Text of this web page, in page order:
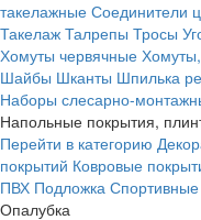
такелажные Соединители
Такелаж Талрепы Тросы
Хомуты червячные
Шайбы Шканты Шпилька
Наборы слесарно-
Напольные покрытия,
Перейти в категорию
покрытий Ковровые
ПВХ Подложка
Опалубка